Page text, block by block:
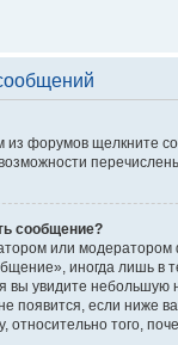
форумов щелкните
сообщение?
или
иногда лишь
увидите небольшую
появится, если ниже
относительно того,